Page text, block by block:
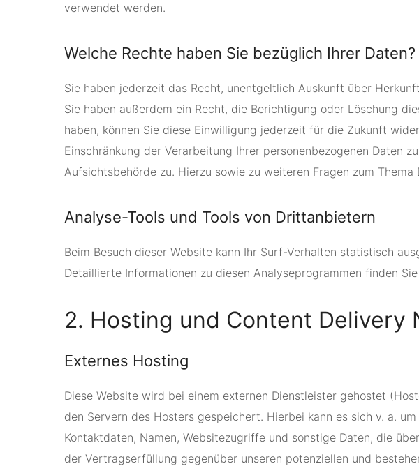
verwendet werden.
Welche Rechte haben Sie bezüglich Ihrer Daten?
Sie haben jederzeit das Recht, unentgeltlich Auskunft über
Sie haben außerdem ein Recht, die Berichtigung oder Löschung
haben, können Sie diese Einwilligung jederzeit für die Zukunft
Einschränkung der Verarbeitung Ihrer personenbezogenen Daten
Aufsichtsbehörde zu. Hierzu sowie zu weiteren Fragen zum
Analyse-Tools und Tools von Dritt­anbietern
Beim Besuch dieser Website kann Ihr Surf-Verhalten statistisch
Detaillierte Informationen zu diesen Analyseprogrammen finden
2. Hosting und Content Delivery
Externes Hosting
Diese Website wird bei einem externen Dienstleister gehostet
den Servern des Hosters gespeichert. Hierbei kann es sich v. a.
Kontaktdaten, Namen, Websitezugriffe und sonstige Daten, die
der Vertragserfüllung gegenüber unseren potenziellen und